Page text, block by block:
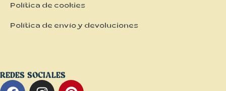
Política de cookies
Política de envío y devoluciones
REDES SOCIALES